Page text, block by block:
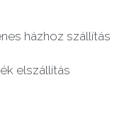
házhoz szállítás
elszállítás